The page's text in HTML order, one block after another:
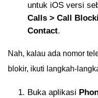
untuk iOS versi
Calls > Call
Contact.
Nah, kalau ada nomor
blokir, ikuti langkah-
Buka aplikasi